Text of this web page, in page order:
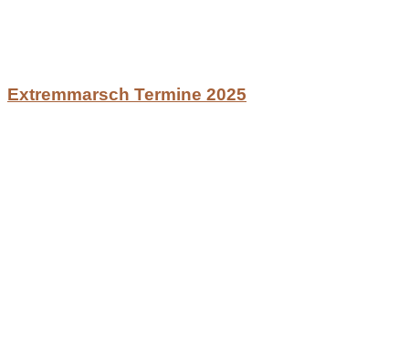
Extremmarsch Termine 2025